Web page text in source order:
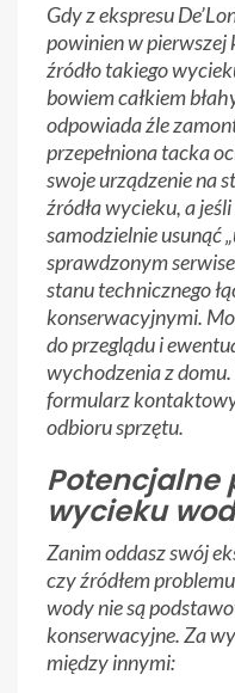
Gdy z ekspresu
powinien w
źródło takiego
bowiem całkiem
odpowiada źle
przepełniona tacka
swoje urządzenie na
źródła wycieku, a
samodzielnie usunąć
sprawdzonym
stanu technicznego
konserwacyjnymi.
do przeglądu i
wychodzenia z
formularz
odbioru sprzętu.
Potencjalne
wycieku
Zanim oddasz swój
czy źródłem
wody nie są
konserwacyjne. Za
między innymi: